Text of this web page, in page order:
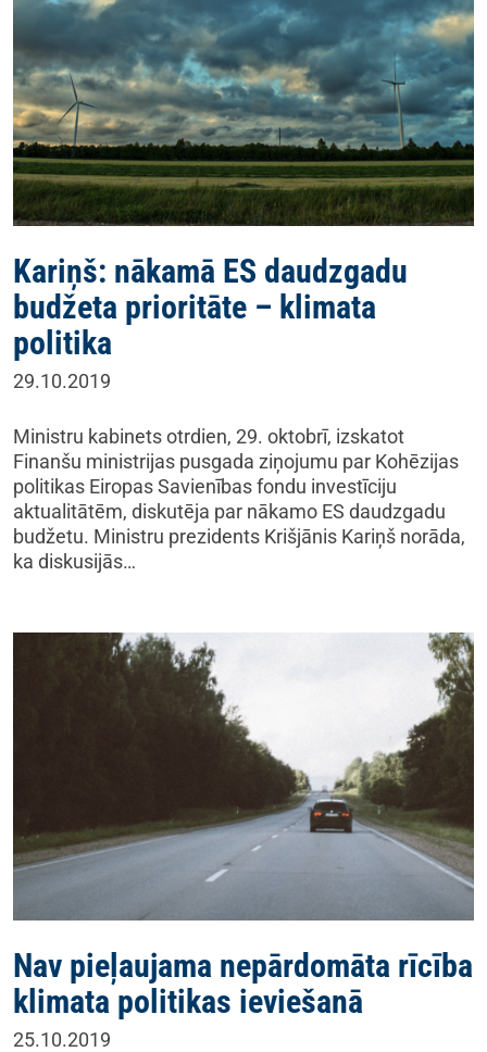
Kariņš: nākamā ES daudzgadu
budžeta prioritāte – klimata
politika
29.10.2019
Ministru kabinets otrdien, 29. oktobrī, izskatot
Finanšu ministrijas pusgada ziņojumu par Kohēzijas
politikas Eiropas Savienības fondu investīciju
aktualitātēm, diskutēja par nākamo ES daudzgadu
budžetu. Ministru prezidents Krišjānis Kariņš norāda,
ka diskusijās…
Nav pieļaujama nepārdomāta rīcība
klimata politikas ieviešanā
25.10.2019